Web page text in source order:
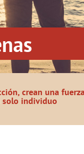
crean una
solo individuo